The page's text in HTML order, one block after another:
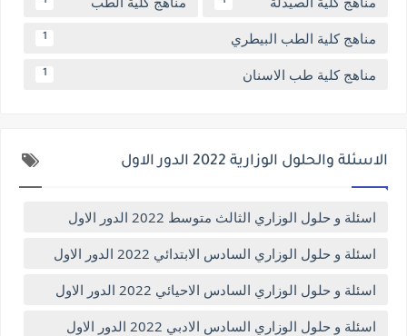
مناهج كلية الطب البيطري 1
مناهج كلية طب الاسنان 1
الاسئلة والحلول الوزارية 2022 الدور الاول
اسئلة و حلول الوزاري الثالث متوسط 2022 الدور الاول
اسئلة و حلول الوزاري السادس الابتدائي 2022 الدور الاول
اسئلة و حلول الوزاري السادس الاحيائي 2022 الدور الاول
اسئلة و حلول الوزاري السادس الادبي 2022 الدور الاول